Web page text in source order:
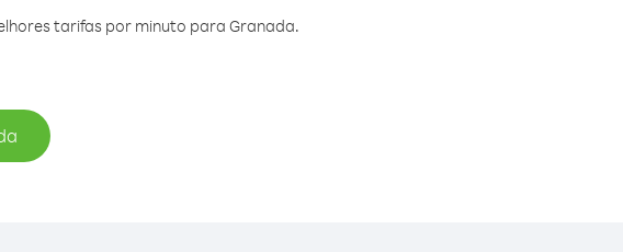
tarifas por minuto para Granada.